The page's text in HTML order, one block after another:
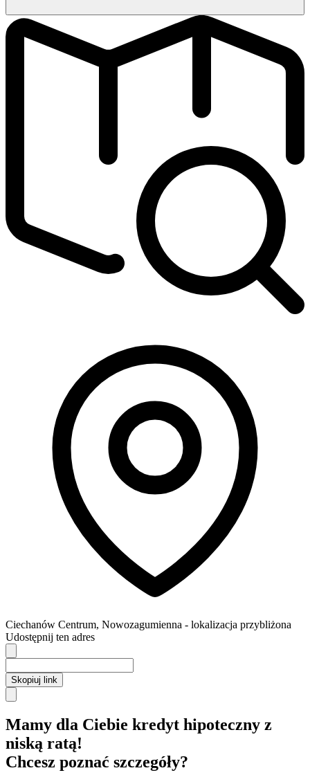
Ciechanów Centrum, Nowozagumienna - lokalizacja przybliżona
Udostępnij ten adres
Skopiuj link
Mamy dla Ciebie kredyt hipoteczny z
niską ratą!
Chcesz poznać szczegóły?